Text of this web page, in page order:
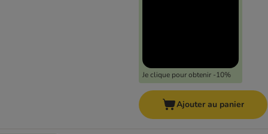
Je clique pour obtenir -10%
Ajouter au panier